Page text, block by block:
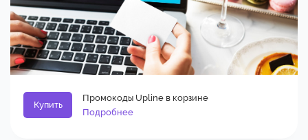
Купить
Промокоды Upline в корзине
Подробнее